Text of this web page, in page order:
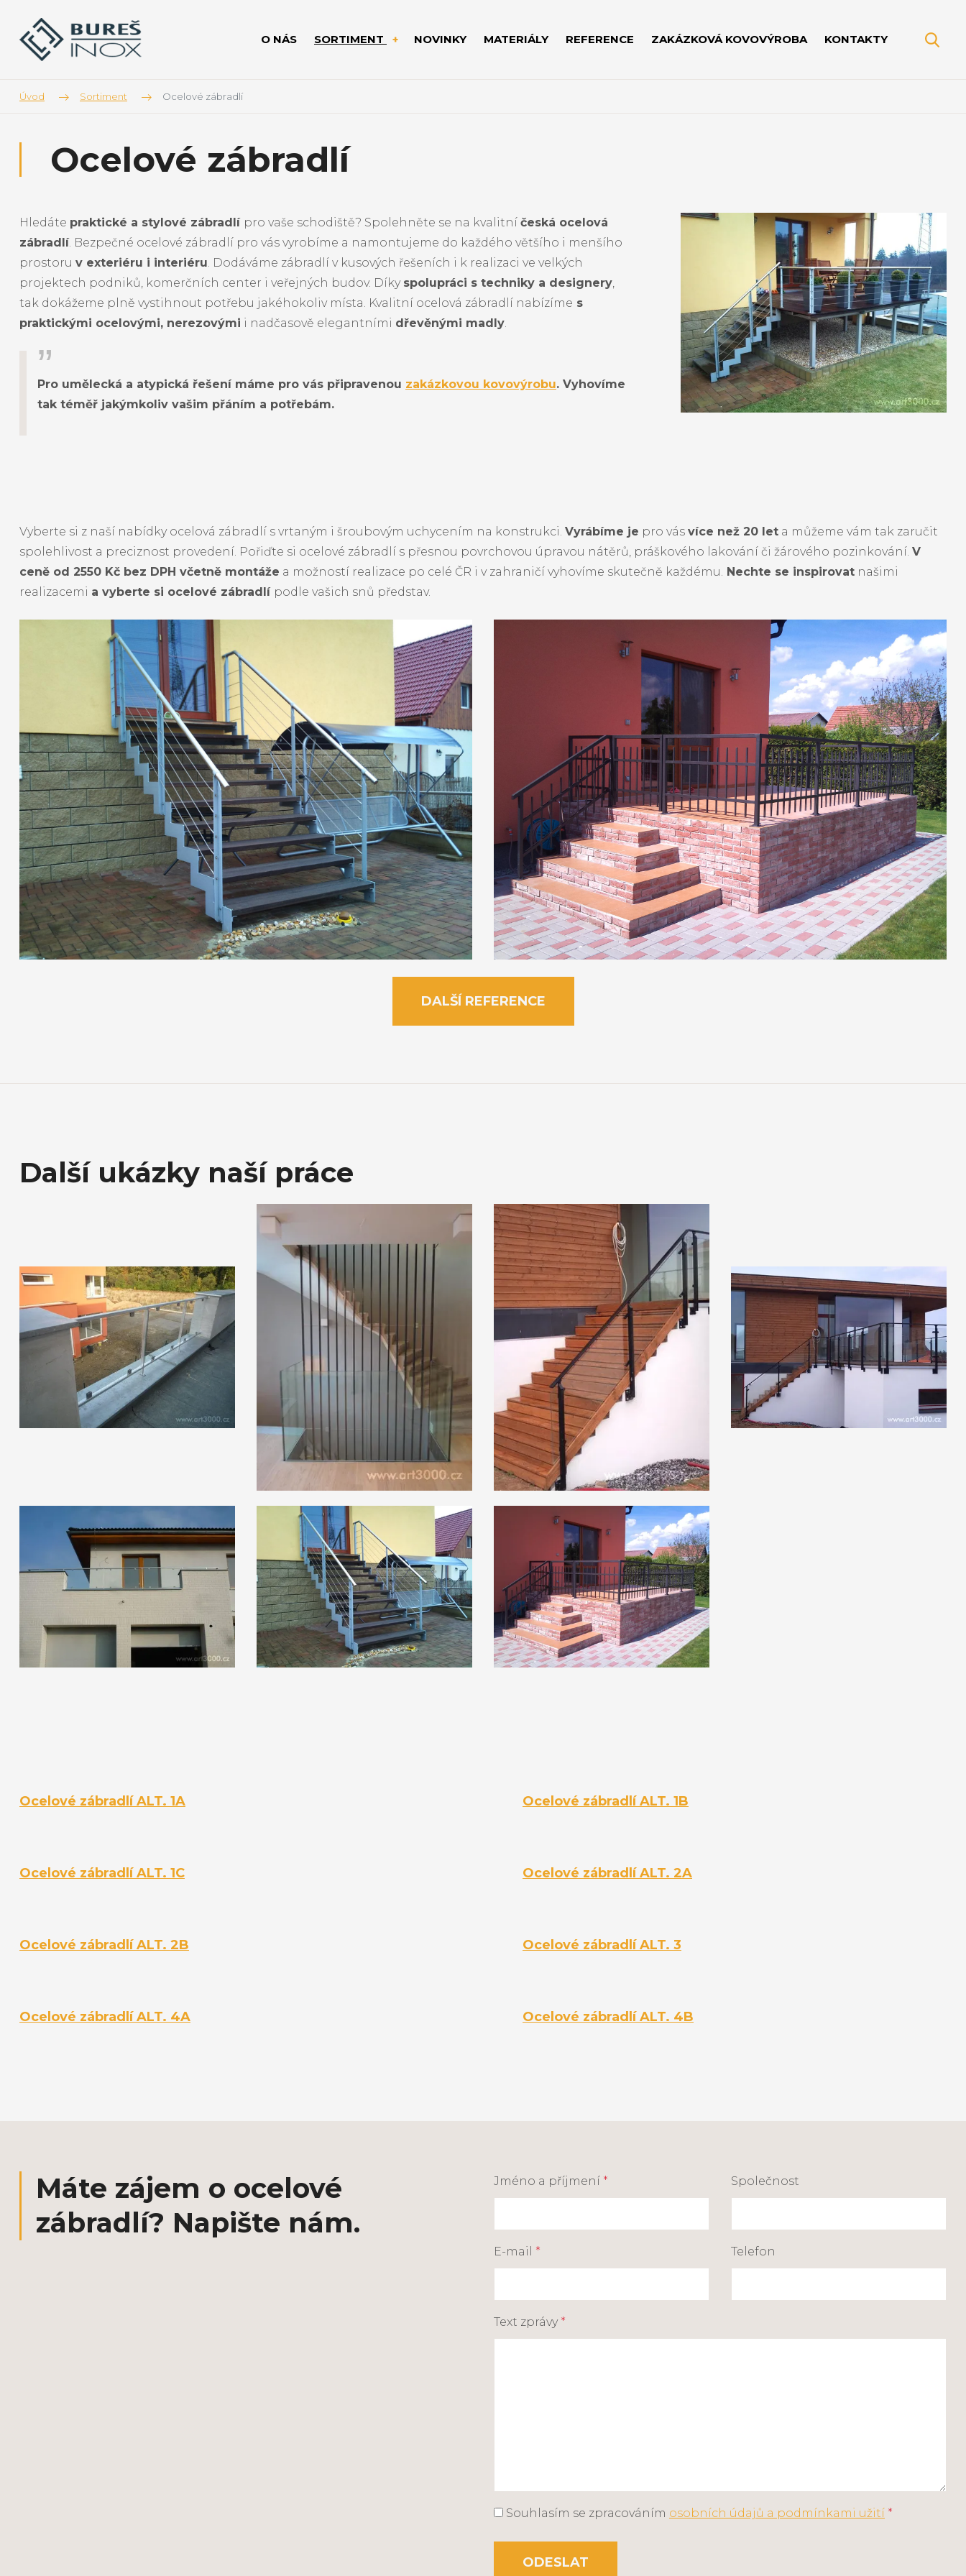
O NÁS SORTIMENT NOVINKY MATERIÁLY REFERENCE ZAKÁZKOVÁ KOVOVÝROBA KONTAKTY
Úvod Sortiment Ocelové zábradlí
Ocelové zábradlí
Hledáte praktické a stylové zábradlí pro vaše schodiště? Spolehněte se na kvalitní česká ocelová
zábradlí. Bezpečné ocelové zábradlí pro vás vyrobíme a namontujeme do každého většího i menšího
prostoru v exteriéru i interiéru. Dodáváme zábradlí v kusových řešeních i k realizaci ve velkých
projektech podniků, komerčních center i veřejných budov. Díky spolupráci s techniky a designery,
tak dokážeme plně vystihnout potřebu jakéhokoliv místa. Kvalitní ocelová zábradlí nabízíme s
praktickými ocelovými, nerezovými i nadčasově elegantními dřevěnými madly.
Pro umělecká a atypická řešení máme pro vás připravenou zakázkovou kovovýrobu. Vyhovíme
tak téměř jakýmkoliv vašim přáním a potřebám.
Vyberte si z naší nabídky ocelová zábradlí s vrtaným i šroubovým uchycením na konstrukci. Vyrábíme je pro vás více než 20 let a můžeme vám tak zaručit
spolehlivost a preciznost provedení. Pořiďte si ocelové zábradlí s přesnou povrchovou úpravou nátěrů, práškového lakování či žárového pozinkování. V
ceně od 2550 Kč bez DPH včetně montáže a možností realizace po celé ČR i v zahraničí vyhovíme skutečně každému. Nechte se inspirovat našimi
realizacemi a vyberte si ocelové zábradlí podle vašich snů představ.
DALŠÍ REFERENCE
Další ukázky naší práce
Ocelové zábradlí ALT. 1A Ocelové zábradlí ALT. 1B
Ocelové zábradlí ALT. 1C Ocelové zábradlí ALT. 2A
Ocelové zábradlí ALT. 2B Ocelové zábradlí ALT. 3
Ocelové zábradlí ALT. 4A Ocelové zábradlí ALT. 4B
Máte zájem o ocelové
zábradlí? Napište nám.
Jméno a příjmení * Společnost
E-mail * Telefon
Text zprávy *
Souhlasím se zpracováním osobních údajů a podmínkami užití *
ODESLAT